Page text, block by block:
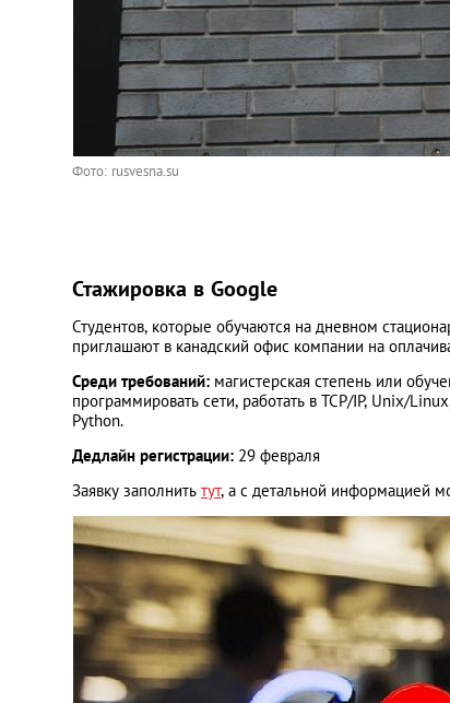
Фото: rusvesna.su
Стажировка в Google
Студентов, которые обучаются на дневном
приглашают в канадский офис компании на
Среди требований: магистерская степень или
программировать сети, работать в TCP/IP, Unix/
Python.
Дедлайн регистрации: 29 февраля
Заявку заполнить тут, а с детальной информацией